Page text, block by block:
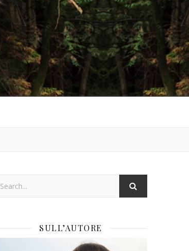
SULL’AUTORE